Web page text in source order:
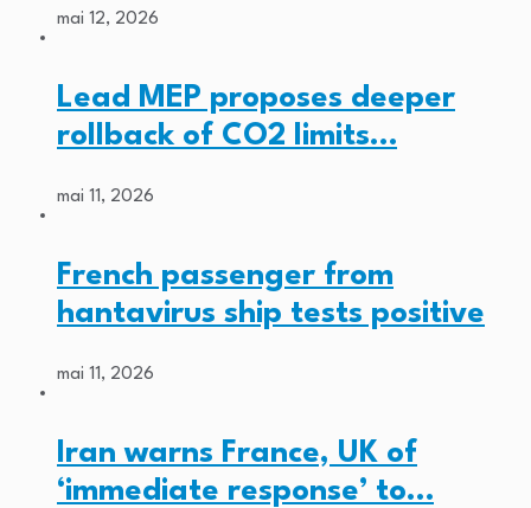
mai 12, 2026
Lead MEP proposes deeper
rollback of CO2 limits…
mai 11, 2026
French passenger from
hantavirus ship tests positive
mai 11, 2026
Iran warns France, UK of
‘immediate response’ to…